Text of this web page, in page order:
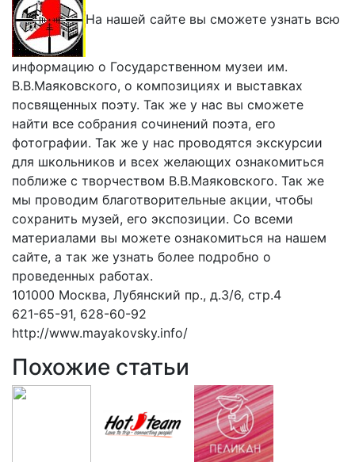
На нашей сайте вы сможете узнать всю
информацию о Государственном музеи им.
В.В.Маяковского, о композициях и выставках
посвященных поэту. Так же у нас вы сможете
найти все собрания сочинений поэта, его
фотографии. Так же у нас проводятся экскурсии
для школьников и всех желающих ознакомиться
поближе с творчеством В.В.Маяковского. Так же
мы проводим благотворительные акции, чтобы
сохранить музей, его экспозиции. Со всеми
материалами вы можете ознакомиться на нашем
сайте, а так же узнать более подробно о
проведенных работах.
101000 Москва, Лубянский пр., д.3/6, стр.4
621-65-91, 628-60-92
http://www.mayakovsky.info/
Похожие статьи